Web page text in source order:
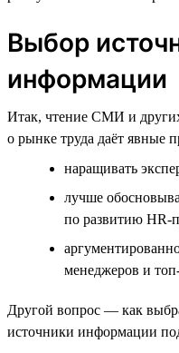
Выбор
информации
Итак, чтение СМИ и
о рынке труда даёт явные
наращивать
лучше
по развитию HR-
менеджеров и
Другой вопрос — как
источники информации